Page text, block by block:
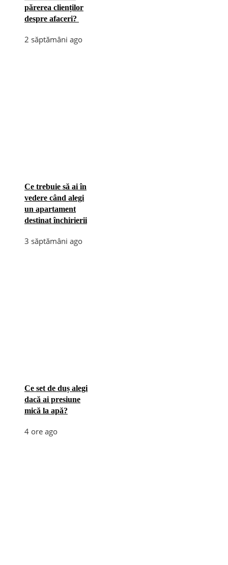
părerea clienților
despre afaceri?
2 săptămâni ago
Ce trebuie să ai în
vedere când alegi
un apartament
destinat închirierii
3 săptămâni ago
Ce set de duș alegi
dacă ai presiune
mică la apă?
4 ore ago